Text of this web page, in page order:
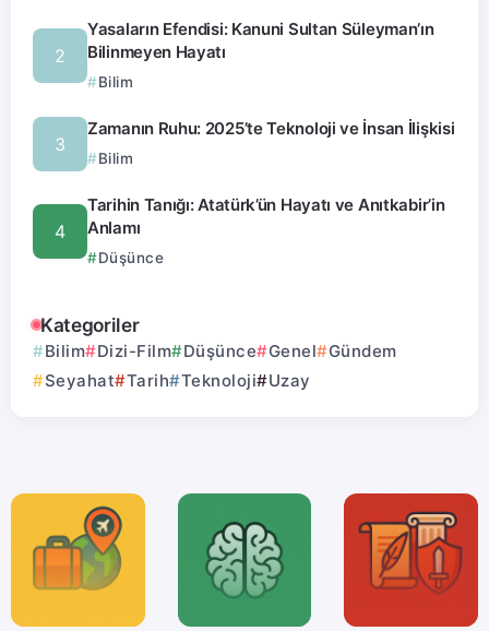
Yasaların Efendisi: Kanuni Sultan Süleyman’ın
Bilinmeyen Hayatı
Bilim
Zamanın Ruhu: 2025’te Teknoloji ve İnsan İlişkisi
Bilim
Tarihin Tanığı: Atatürk’ün Hayatı ve Anıtkabir’in
Anlamı
Düşünce
Kategoriler
Bilim Dizi-Film Düşünce Genel
Gündem
Seyahat
Tarih Teknoloji Uzay